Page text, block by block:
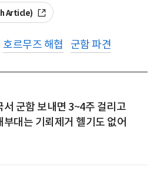
Article)
호르무즈 해협 군함 파견
서 군함 보내면 3~4주 걸리고
부대는 기뢰제거 헬기도 없어